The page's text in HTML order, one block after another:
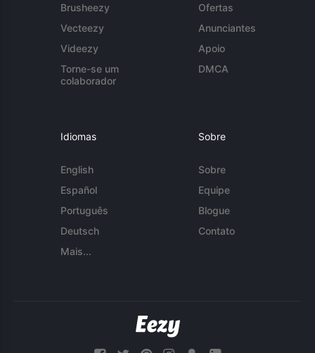
Brusheezy
Vecteezy
Videezy
Torne-se um
colaborador
Ofertas
Anunciantes
Apoio
DMCA
Idiomas
English
Español
Português
Deutsch
Mais...
Sobre
Sobre
Equipe
Blogue
Contato